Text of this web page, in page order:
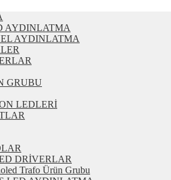
AYDINLATMA
AYDINLATMA
GRUBU
LEDLERİ
DRİVERLAR
Trafo Ürün Grubu